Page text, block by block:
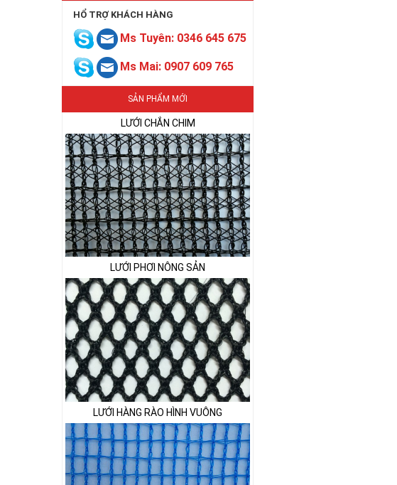
HỔ TRỢ KHÁCH HÀNG
Ms Tuyên: 0346 645 675
Ms Mai: 0907 609 765
SẢN PHẨM MỚI
LƯỚI CHẮN CHIM
LƯỚI PHƠI NÔNG SẢN
LƯỚI HÀNG RÀO HÌNH VUÔNG